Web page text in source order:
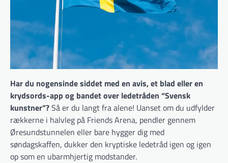
Har du nogensinde siddet med en avis, et blad eller en
krydsords-app og bandet over ledetråden “Svensk
kunstner”?Så er du langt fra alene! Uanset om du udfylder
rækkerne i halvleg på Friends Arena, pendler gennem
Øresundstunnelen eller bare hygger dig med
søndagskaffen, dukker den kryptiske ledetråd igen og igen
op som en ubarmhjertig modstander.